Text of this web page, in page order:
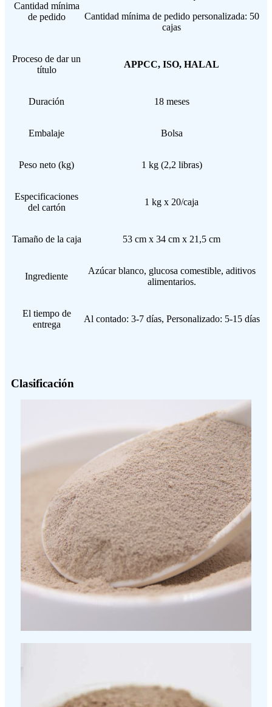
Cantidad mínima
de pedido
Cantidad mínima de pedido personalizada: 50
cajas
Proceso de dar un
título
APPCC, ISO, HALAL
Duración 18 meses
Embalaje Bolsa
Peso neto (kg) 1 kg (2,2 libras)
Especificaciones
del cartón
1 kg x 20/caja
Tamaño de la caja 53 cm x 34 cm x 21,5 cm
Ingrediente
Azúcar blanco, glucosa comestible, aditivos
alimentarios.
El tiempo de
entrega
Al contado: 3-7 días, Personalizado: 5-15 días
Clasificación